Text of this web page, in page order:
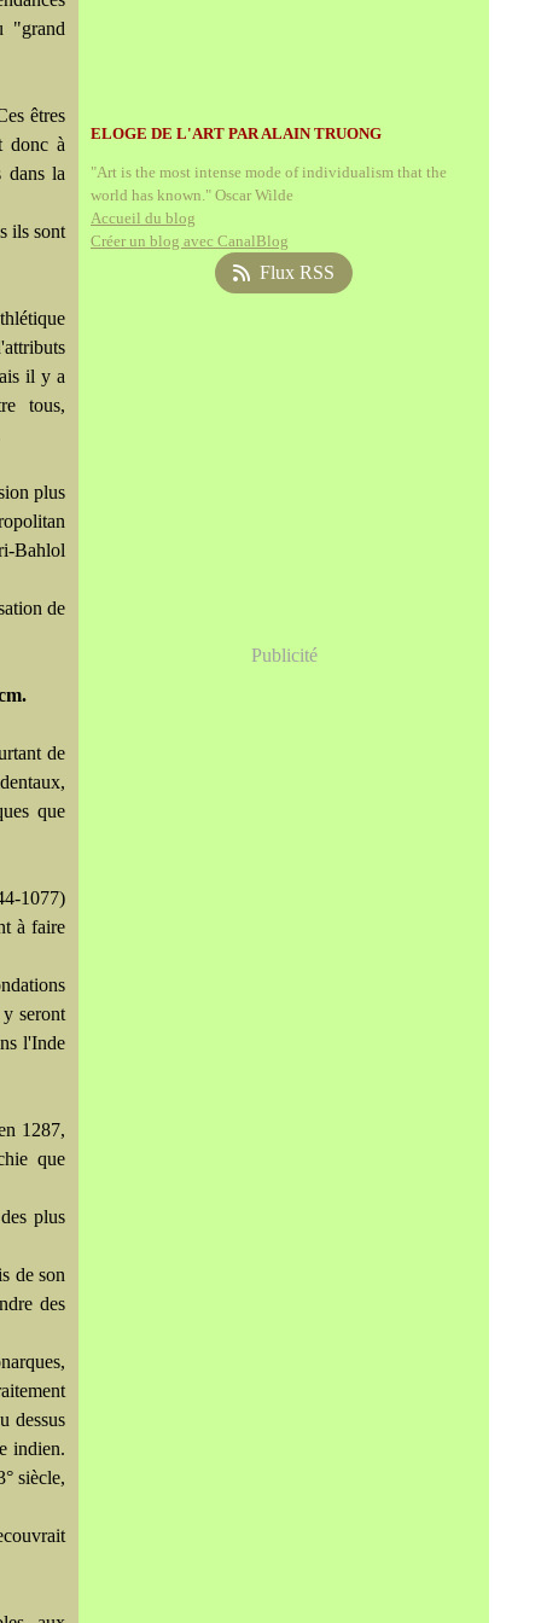
"grand
êtres
donc à
dans la
ils sont
il y a
tous,
plus
Bahlol
de
de
que
1077)
à faire
y seront
l'Inde
1287,
que
plus
de son
des
dessus
indien.
siècle,
ELOGE DE L'ART PAR ALAIN TRUONG
"Art is the most intense mode of individualism that the
world has known." Oscar Wilde
Accueil du blog
Créer un blog avec CanalBlog
Flux RSS
Publicité